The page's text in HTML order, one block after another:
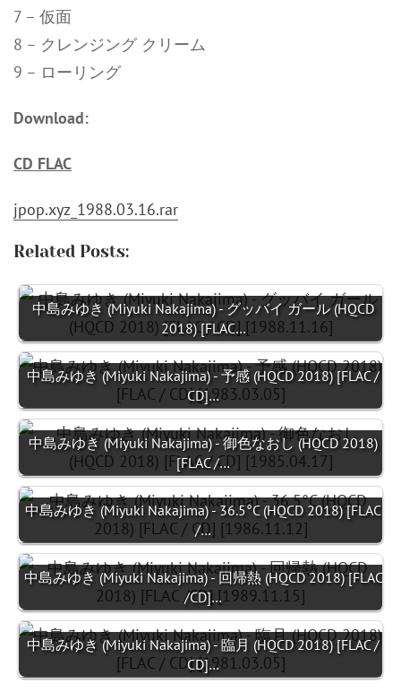
7 – 仮面
8 – クレンジング クリーム
9 – ローリング
Download:
CD FLAC
jpop.xyz_1988.03.16.rar
Related Posts:
中島みゆき (Miyuki Nakajima) - グッバイ ガール (HQCD
2018) [FLAC…
中島みゆき (Miyuki Nakajima) - 予感 (HQCD 2018) [FLAC /
CD]…
中島みゆき (Miyuki Nakajima) - 御色なおし (HQCD 2018)
[FLAC /…
中島みゆき (Miyuki Nakajima) - 36.5°C (HQCD 2018) [FLAC
/…
中島みゆき (Miyuki Nakajima) - 回帰熱 (HQCD 2018) [FLAC
/CD]…
中島みゆき (Miyuki Nakajima) - 臨月 (HQCD 2018) [FLAC /
CD]…